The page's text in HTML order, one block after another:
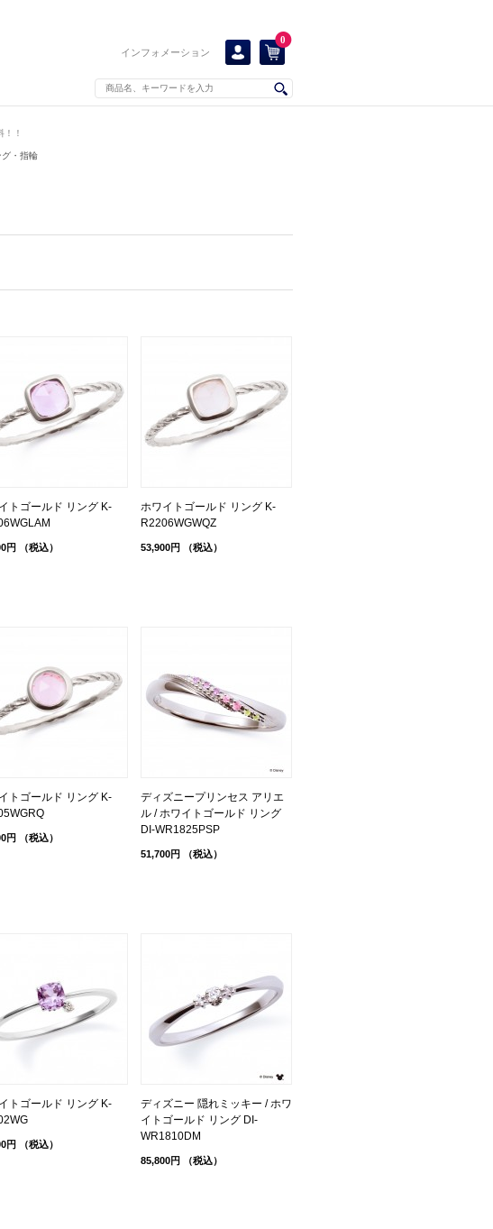
インフォメーション
0
！！
・指輪
トゴールド リング K-
円 （税込）
ホワイトゴールド リング K-
R2206WGWQZ
53,900円 （税込）
トゴールド リング K-
円 （税込）
ディズニープリンセス アリエ
ル / ホワイトゴールド リング
DI-WR1825PSP
51,700円 （税込）
トゴールド リング K-
円 （税込）
ディズニー 隠れミッキー / ホワ
イトゴールド リング DI-
WR1810DM
85,800円 （税込）